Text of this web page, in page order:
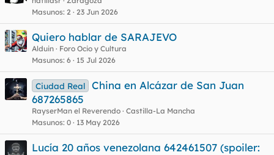
Masunos 2 23 Jun 2026
Quiero hablar de SARAJEVO
Alduin
Foro Ocio y Cultura
Masunos 6 15 Jul 2026
Ciudad Real
China en Alcázar de San Juan
687265865
RayserMan el Reverendo Castilla-La Mancha
Masunos 0 13 May 2026
Lucía 20 años venezolana 642461507 (spoiler: